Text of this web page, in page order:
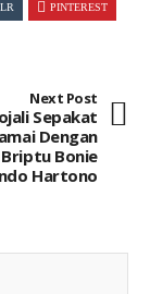
PINTEREST
Next Post
Sepakat
Dengan
Bonie
Hartono